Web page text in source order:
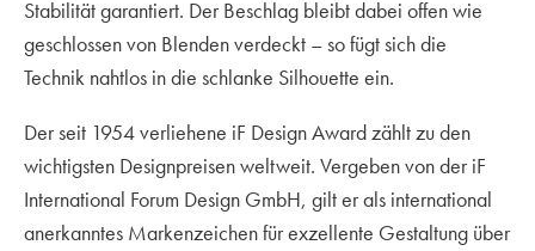
Stabilität garantiert. Der Beschlag bleibt dabei offen wie
geschlossen von Blenden verdeckt – so fügt sich die
Technik nahtlos in die schlanke Silhouette ein.
Der seit 1954 verliehene iF Design Award zählt zu den
wichtigsten Designpreisen weltweit. Vergeben von der iF
International Forum Design GmbH, gilt er als international
anerkanntes Markenzeichen für exzellente Gestaltung über